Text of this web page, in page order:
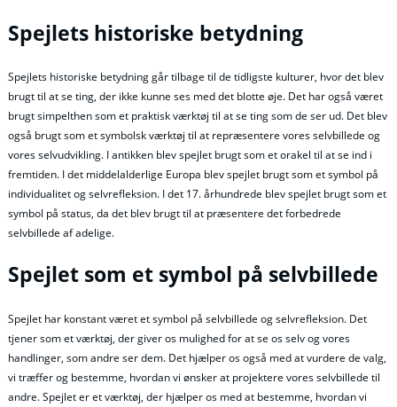
Spejlets historiske betydning
Spejlets historiske betydning går tilbage til de tidligste kulturer, hvor det blev
brugt til at se ting, der ikke kunne ses med det blotte øje. Det har også været
brugt simpelthen som et praktisk værktøj til at se ting som de ser ud. Det blev
også brugt som et symbolsk værktøj til at repræsentere vores selvbillede og
vores selvudvikling. I antikken blev spejlet brugt som et orakel til at se ind i
fremtiden. I det middelalderlige Europa blev spejlet brugt som et symbol på
individualitet og selvrefleksion. I det 17. århundrede blev spejlet brugt som et
symbol på status, da det blev brugt til at præsentere det forbedrede
selvbillede af adelige.
Spejlet som et symbol på selvbillede
Spejlet har konstant været et symbol på selvbillede og selvrefleksion. Det
tjener som et værktøj, der giver os mulighed for at se os selv og vores
handlinger, som andre ser dem. Det hjælper os også med at vurdere de valg,
vi træffer og bestemme, hvordan vi ønsker at projektere vores selvbillede til
andre. Spejlet er et værktøj, der hjælper os med at bestemme, hvordan vi